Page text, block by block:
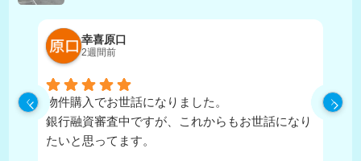
幸喜原口
2週間前
物件購入でお世話になりました。
銀行融資審査中ですが、これからもお世話になり
たいと思ってます。